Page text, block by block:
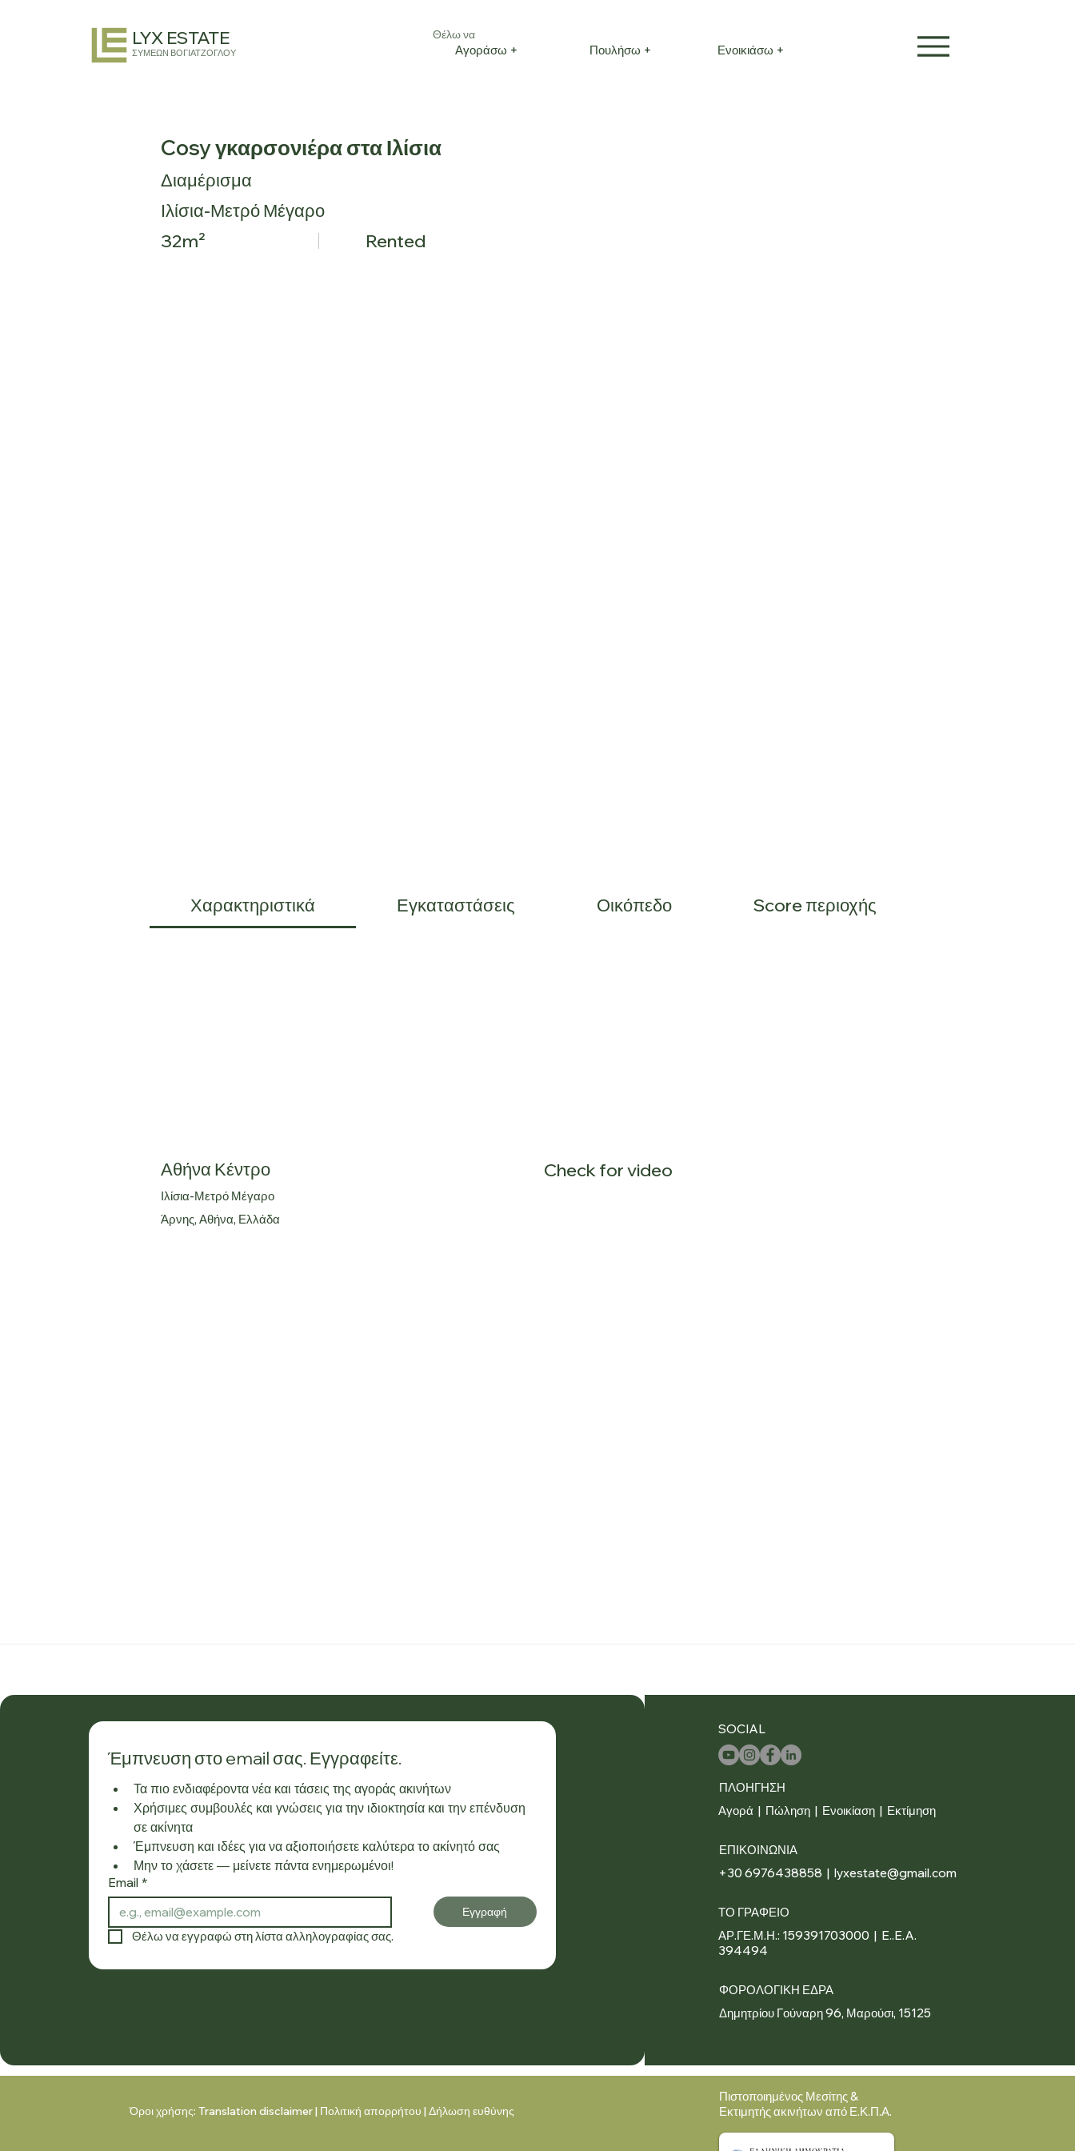
LYX ESTATE
ΣΥΜΕΩΝ ΒΟΓΙΑΤΖΟΓΛΟΥ
Θέλω να
Αγοράσω + Πουλήσω + Ενοικιάσω +
Cosy γκαρσονιέρα στα Ιλίσια
Διαμέρισμα
Ιλίσια-Μετρό Μέγαρο
32m²
Rented
Χαρακτηριστικά Εγκαταστάσεις Οικόπεδο Score περιοχής
Αθήνα Κέντρο
Ιλίσια-Μετρό Μέγαρο
Άρνης, Αθήνα, Ελλάδα
Check for video
Έμπνευση στο email σας. Εγγραφείτε.
Τα πιο ενδιαφέροντα νέα και τάσεις της αγοράς ακινήτων
Χρήσιμες συμβουλές και γνώσεις για την ιδιοκτησία και την επένδυση
σε ακίνητα
Έμπνευση και ιδέες για να αξιοποιήσετε καλύτερα το ακίνητό σας
Μην το χάσετε — μείνετε πάντα ενημερωμένοι!
Email *
Εγγραφή
Θέλω να εγγραφώ στη λίστα αλληλογραφίας σας.
SOCIAL
ΠΛΟΗΓΗΣΗ
Αγορά | Πώληση | Ενοικίαση | Εκτίμηση
ΕΠΙΚΟΙΝΩΝΙΑ
+30 6976438858 | lyxestate@gmail.com
ΤΟ ΓΡΑΦΕΙΟ
ΑΡ.ΓΕ.Μ.Η.: 159391703000 | E..E.A.
394494
ΦΟΡΟΛΟΓΙΚΗ ΕΔΡΑ
Δημητρίου Γούναρη 96, Μαρούσι, 15125
Όροι χρήσης:Translation disclaimer| Πολιτική απορρήτου |Δήλωση ευθύνης
Πιστοποιημένος Μεσίτης &
Εκτιμητής ακινήτων από Ε.Κ.Π.Α.